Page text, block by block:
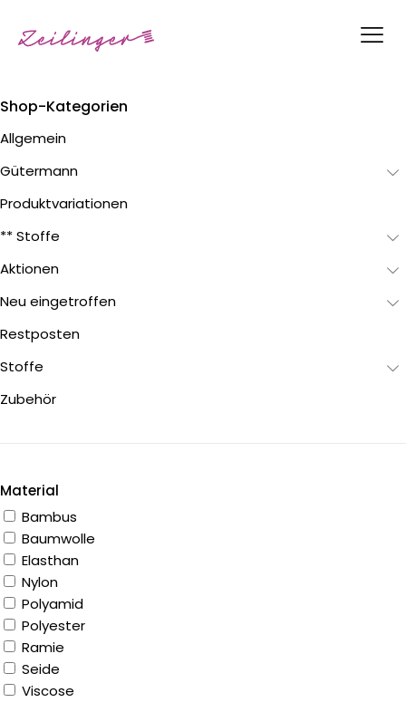
Shop-Kategorien
Allgemein
Gütermann
Produktvariationen
** Stoffe
Aktionen
Neu eingetroffen
Restposten
Stoffe
Zubehör
Material
Bambus
Baumwolle
Elasthan
Nylon
Polyamid
Polyester
Ramie
Seide
Viscose